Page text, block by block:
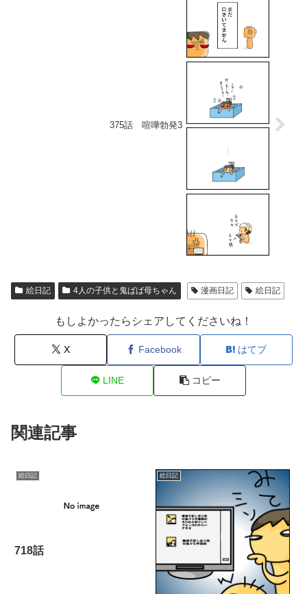
375話 喧嘩勃発3
絵日記 4人の子供と鬼ばば母ちゃん 漫画日記 絵日記
もしよかったらシェアしてくださいね！
X Facebook はてブ
LINE コピー
関連記事
絵日記
718話
絵日記